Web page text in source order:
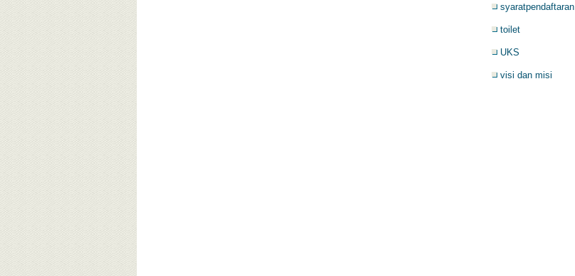
syaratpendaftaran
toilet
UKS
visi dan misi